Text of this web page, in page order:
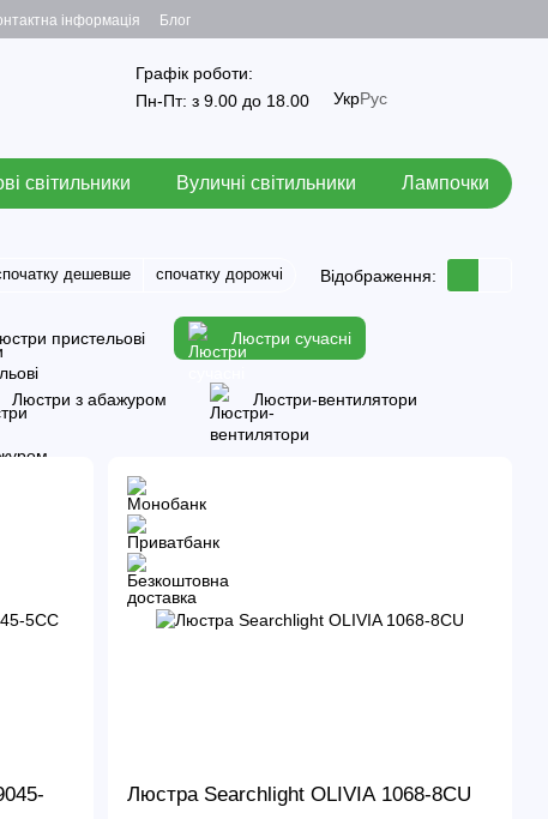
інформація Блог
Графік роботи:
Пн-Пт: з 9.00 до 18.00
УкрРус
світильники Вуличні світильники Лампочки
дешевше спочатку дорожчі Відображення:
пристельові Люстри сучасні
Люстри з абажуром Люстри-вентилятори
Люстра Searchlight OLIVIA 1068-8CU